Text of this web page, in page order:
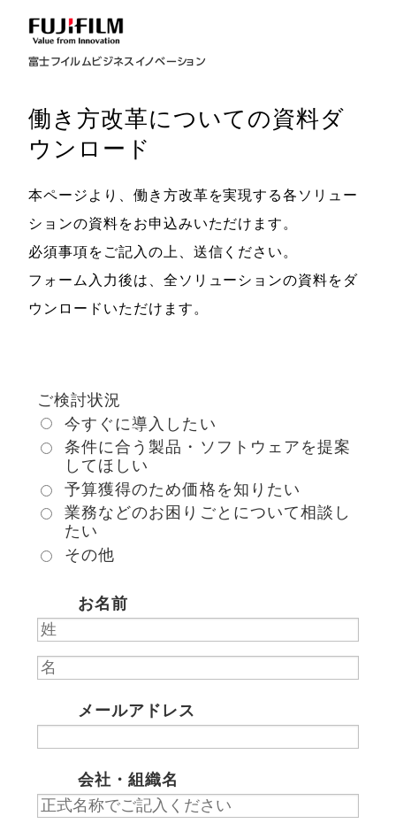
富士フイルムビジネスイノベーション
働き方改革についての資料ダ
ウンロード
本ページより、働き方改革を実現する各ソリュー
ションの資料をお申込みいただけます。
必須事項をご記入の上、送信ください。
フォーム入力後は、全ソリューションの資料をダ
ウンロードいただけます。
ご検討状況
今すぐに導入したい
条件に合う製品・ソフトウェアを提案
してほしい
予算獲得のため価格を知りたい
業務などのお困りごとについて相談し
たい
その他
お名前
メールアドレス
会社・組織名